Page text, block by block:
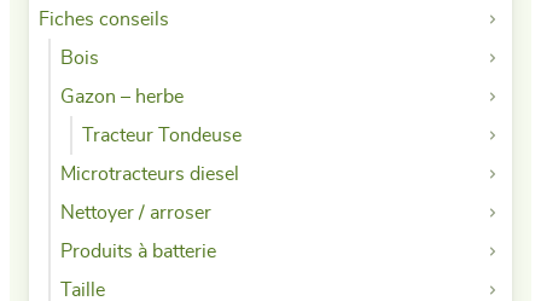
Fiches conseils
Bois
Gazon – herbe
Tracteur Tondeuse
Microtracteurs diesel
Nettoyer / arroser
Produits à batterie
Taille